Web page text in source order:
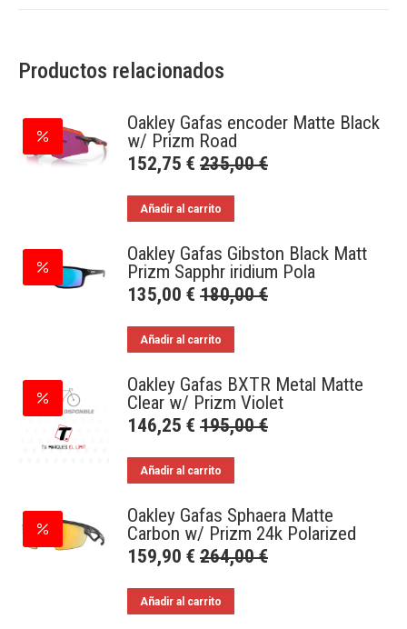
Productos relacionados
Oakley Gafas encoder Matte Black
w/ Prizm Road
152,75 € 235,00€
Añadir al carrito
Oakley Gafas Gibston Black Matt
Prizm Sapphr iridium Pola
135,00 € 180,00€
Añadir al carrito
Oakley Gafas BXTR Metal Matte
Clear w/ Prizm Violet
146,25 € 195,00€
Añadir al carrito
Oakley Gafas Sphaera Matte
Carbon w/ Prizm 24k Polarized
159,90 € 264,00€
Añadir al carrito